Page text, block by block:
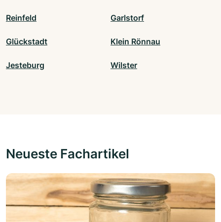
Reinfeld Garlstorf
Glückstadt Klein Rönnau
Jesteburg Wilster
Neueste Fachartikel